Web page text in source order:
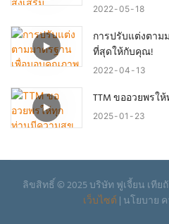
2022 05 18
การปรับแต่งตา
ที่สุดให้กับคุณ!
2022 04 13
TTM ขออวยพร
2025 01 23
ลิขสิทธิ์ © 2025 บริษัท ฟูเจี้ยน เทีย
เว็บไซต์ | นโยบาย